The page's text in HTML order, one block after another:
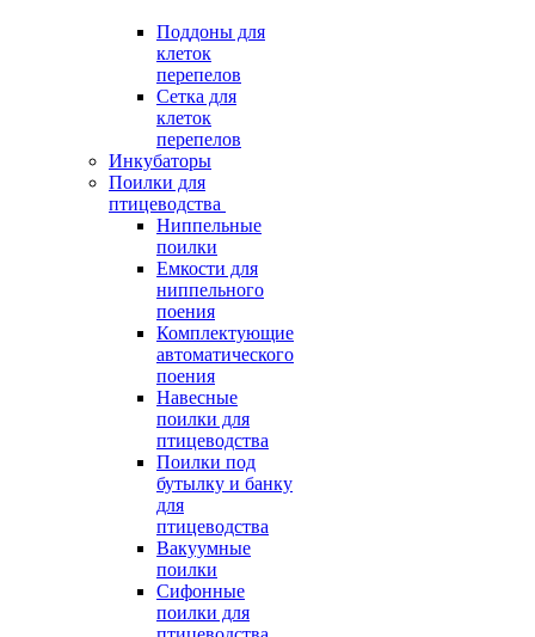
Поддоны для
клеток
перепелов
Сетка для
клеток
перепелов
Инкубаторы
Поилки для
птицеводства
Ниппельные
поилки
Емкости для
ниппельного
поения
Комплектующие
автоматического
поения
Навесные
поилки для
птицеводства
Поилки под
бутылку и банку
для
птицеводства
Вакуумные
поилки
Сифонные
поилки для